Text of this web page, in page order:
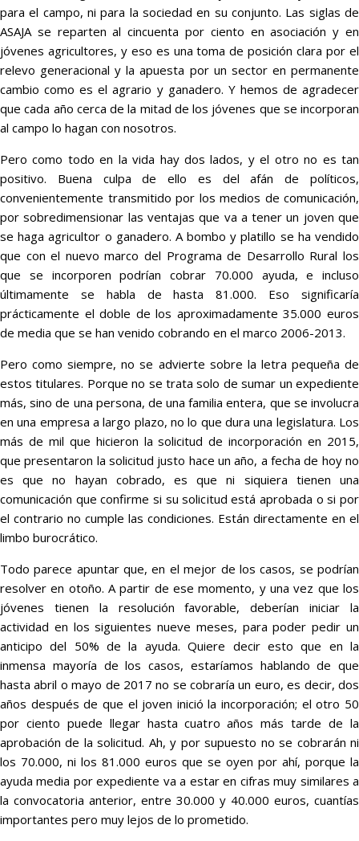
para el campo, ni para la sociedad en su conjunto. Las siglas de
ASAJA se reparten al cincuenta por ciento en asociación y en
jóvenes agricultores, y eso es una toma de posición clara por el
relevo generacional y la apuesta por un sector en permanente
cambio como es el agrario y ganadero. Y hemos de agradecer
que cada año cerca de la mitad de los jóvenes que se incorporan
al campo lo hagan con nosotros.
Pero como todo en la vida hay dos lados, y el otro no es tan
positivo. Buena culpa de ello es del afán de políticos,
convenientemente transmitido por los medios de comunicación,
por sobredimensionar las ventajas que va a tener un joven que
se haga agricultor o ganadero. A bombo y platillo se ha vendido
que con el nuevo marco del Programa de Desarrollo Rural los
que se incorporen podrían cobrar 70.000 ayuda, e incluso
últimamente se habla de hasta 81.000. Eso significaría
prácticamente el doble de los aproximadamente 35.000 euros
de media que se han venido cobrando en el marco 2006-2013.
Pero como siempre, no se advierte sobre la letra pequeña de
estos titulares. Porque no se trata solo de sumar un expediente
más, sino de una persona, de una familia entera, que se involucra
en una empresa a largo plazo, no lo que dura una legislatura. Los
más de mil que hicieron la solicitud de incorporación en 2015,
que presentaron la solicitud justo hace un año, a fecha de hoy no
es que no hayan cobrado, es que ni siquiera tienen una
comunicación que confirme si su solicitud está aprobada o si por
el contrario no cumple las condiciones. Están directamente en el
limbo burocrático.
Todo parece apuntar que, en el mejor de los casos, se podrían
resolver en otoño. A partir de ese momento, y una vez que los
jóvenes tienen la resolución favorable, deberían iniciar la
actividad en los siguientes nueve meses, para poder pedir un
anticipo del 50% de la ayuda. Quiere decir esto que en la
inmensa mayoría de los casos, estaríamos hablando de que
hasta abril o mayo de 2017 no se cobraría un euro, es decir, dos
años después de que el joven inició la incorporación; el otro 50
por ciento puede llegar hasta cuatro años más tarde de la
aprobación de la solicitud. Ah, y por supuesto no se cobrarán ni
los 70.000, ni los 81.000 euros que se oyen por ahí, porque la
ayuda media por expediente va a estar en cifras muy similares a
la convocatoria anterior, entre 30.000 y 40.000 euros, cuantías
importantes pero muy lejos de lo prometido.